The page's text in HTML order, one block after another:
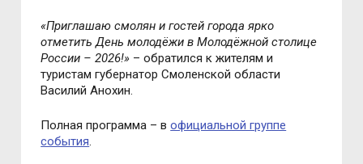
«Приглашаю смолян и гостей города ярко
отметить День молодёжи в Молодёжной столице
России – 2026!» – обратился к жителям и
туристам губернатор Смоленской области
Василий Анохин.
Полная программа – вофициальной группе
события.